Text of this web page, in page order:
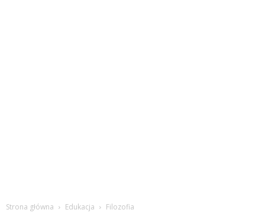
Strona główna Edukacja Filozofia